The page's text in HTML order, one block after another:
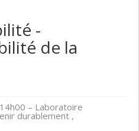
-
de la
– Laboratoire
durablement ,